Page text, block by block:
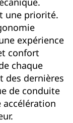
une priorité.
expérience
confort
chaque
des dernières
de conduite
accélération